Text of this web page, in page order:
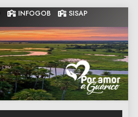
INFOGOB SISAP
Gobernacion
de Guarico
Gobernacion de Guarico